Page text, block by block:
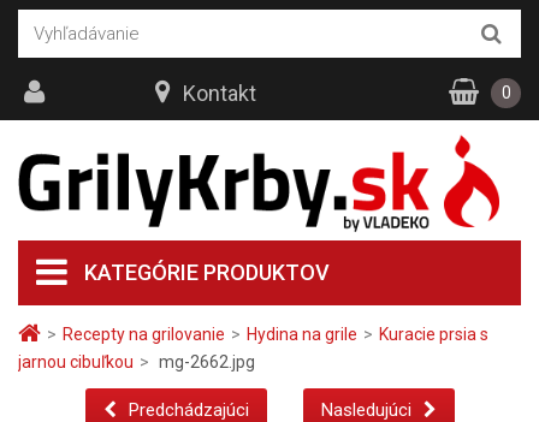
> Recepty na grilovanie > Hydina na grile > Kuracie prsia s
jarnou cibuľkou > mg-2662.jpg
Predchádzajúci Nasledujúci
KATEGÓRIE PRODUKTOV
Kontakt 0